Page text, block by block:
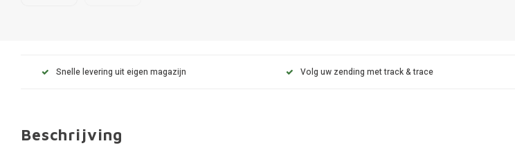
Snelle levering uit eigen magazijn Volg uw zending met track & trace
Beschrijving